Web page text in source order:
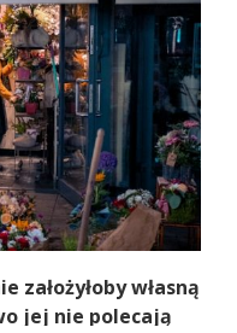
założyłoby własną
jej nie polecają